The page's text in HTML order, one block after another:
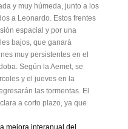
y muy húmeda, junto a los
a Leonardo. Estos frentes
espacial y por una
bajos, que ganará
muy persistentes en el
Según la Aemet, se
y el jueves en la
las tormentas. El
a corto plazo, ya que
mejora interanual del